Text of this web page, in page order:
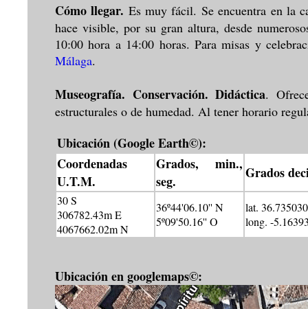
Cómo llegar. Es muy fácil. Se encuentra en la
hace visible, por su gran altura, desde
10:00 hora a 14:00 horas. Para misas y
Málaga.
Museografía. Conservación. Didáctica.
estructurales o de humedad. Al tener horario
Ubicación (Google Earth©):
Coordenadas
U.T.M.
Grados, min.,
seg.
Grados
30 S
306782.43m E
4067662.02m N
36º44'06.10'' N
5º09'50.16'' O
lat.
long. -
Ubicación en googlemaps©: